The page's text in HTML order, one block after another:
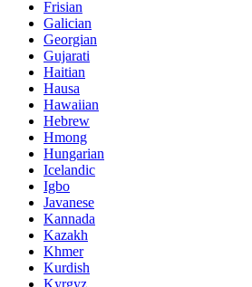
Frisian
Galician
Georgian
Gujarati
Haitian
Hausa
Hawaiian
Hebrew
Hmong
Hungarian
Icelandic
Igbo
Javanese
Kannada
Kazakh
Khmer
Kurdish
Kyrgyz